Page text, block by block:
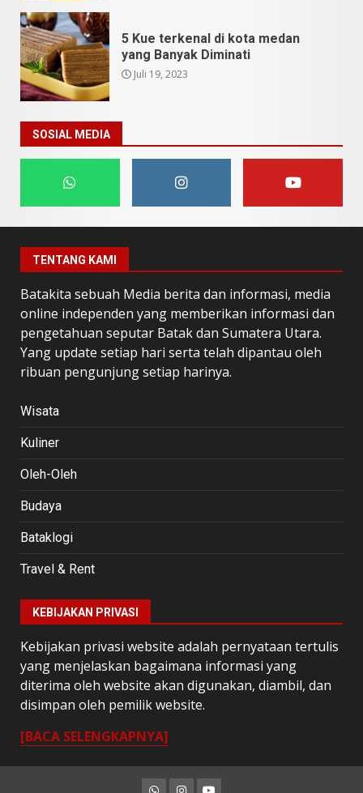
5 Kue terkenal di kota medan
yang Banyak Diminati
Juli 19, 2023
SOSIAL MEDIA
TENTANG KAMI
Batakita sebuah Media berita dan informasi, media
online independen yang memberikan informasi dan
pengetahuan seputar Batak dan Sumatera Utara.
Yang update setiap hari serta telah dipantau oleh
ribuan pengunjung setiap harinya.
Wisata
Kuliner
Oleh-Oleh
Budaya
Bataklogi
Travel & Rent
KEBIJAKAN PRIVASI
Kebijakan privasi website adalah pernyataan tertulis
yang menjelaskan bagaimana informasi yang
diterima oleh website akan digunakan, diambil, dan
disimpan oleh pemilik website.
[BACA SELENGKAPNYA]
Whatsapp
Instagram
Youtube